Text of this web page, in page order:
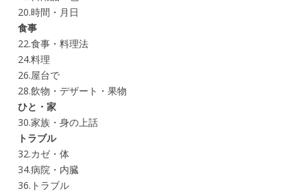
20.時間・月日
食事
22.食事・料理法
24.料理
26.屋台で
28.飲物・デザート・果物
ひと・家
30.家族・身の上話
トラブル
32.カゼ・体
34.病院・内臓
36.トラブル